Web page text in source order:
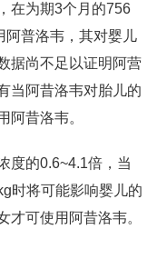
在为期3个月的756
阿普洛韦，其对婴儿
据尚不足以证明阿营
当阿昔洛韦对胎儿的
阿昔洛韦。
度的0.6~4.1倍，当
时将可能影响婴儿的
才可使用阿昔洛韦。